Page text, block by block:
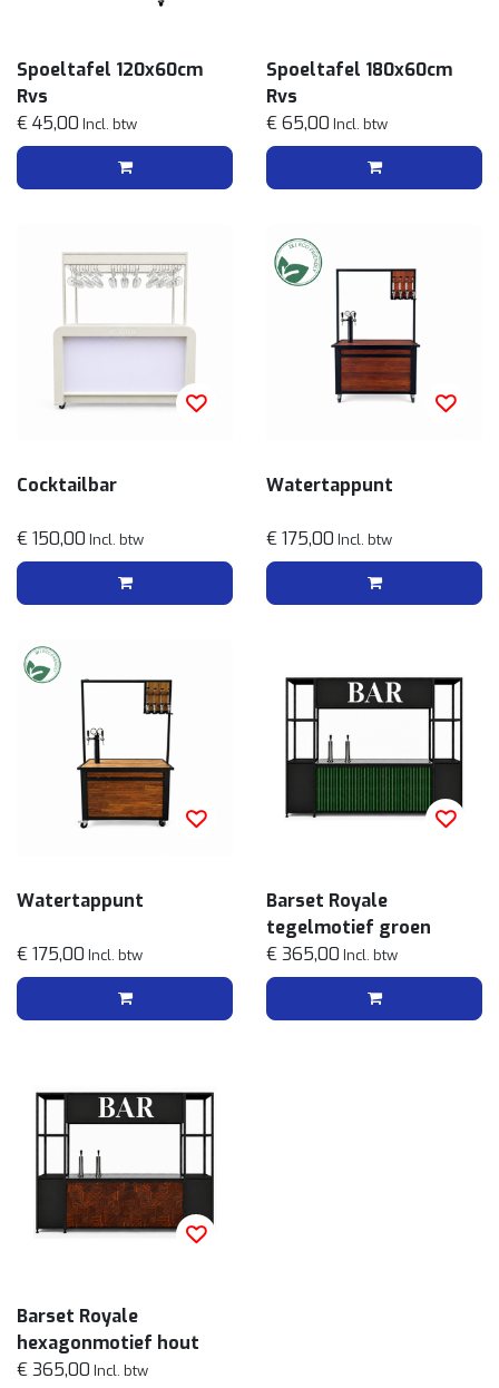
Spoeltafel 120x60cm
Rvs
€ 45,00 Incl. btw
Spoeltafel 180x60cm
Rvs
€ 65,00 Incl. btw
Cocktailbar
€ 150,00 Incl. btw
Watertappunt
€ 175,00 Incl. btw
Watertappunt
€ 175,00 Incl. btw
Barset Royale
tegelmotief groen
€ 365,00 Incl. btw
Barset Royale
hexagonmotief hout
€ 365,00 Incl. btw